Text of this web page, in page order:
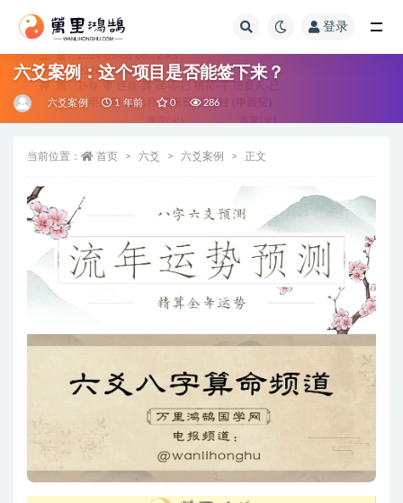
登录
六爻案例：这个项目是否能签下来？
六爻案例 1 年前 0 286
当前位置： 首页 六爻 六爻案例 正文